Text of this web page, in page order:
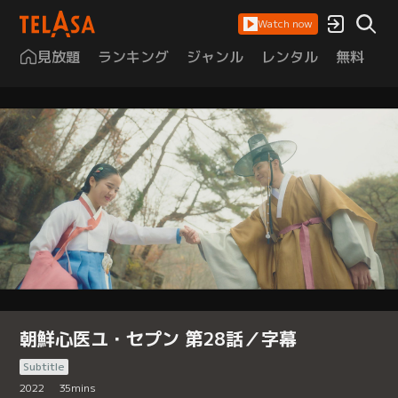
Watch now
見放題 ランキング ジャンル レンタル 無料
朝鮮心医ユ・セプン 第28話／字幕
Subtitle
2022
35mins